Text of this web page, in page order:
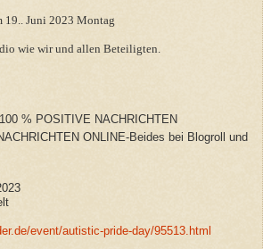
19.. Juni 2023 Montag
wie wir und allen Beteiligten.
% POSITIVE NACHRICHTEN
ONLINE-Beides bei Blogroll und
event/autistic-pride-day/95513.html